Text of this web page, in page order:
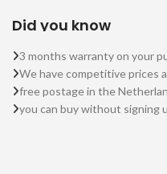
Did you know
3 months warranty on your
We have competitive prices
free postage in the
you can buy without signing